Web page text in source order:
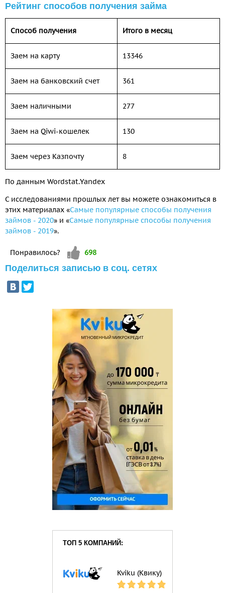
Рейтинг способов получения займа
Способ получения Итого в месяц
Заем на карту 13346
Заем на банковский счет 361
Заем наличными 277
Заем на Qiwi-кошелек 130
Заем через Казпочту 8
По данным Wordstat.Yandex
С исследованиями прошлых лет вы можете ознакомиться в
этих материалах «Самые популярные способы получения
займов - 2020» и «Самые популярные способы получения
займов - 2019».
Понравилось? Vote up!
698
Поделиться записью в соц. сетях
ТОП 5 КОМПАНИЙ:
Kviku (Квику)